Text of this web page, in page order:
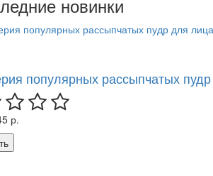
новинки
популярных рассыпчатых
р.